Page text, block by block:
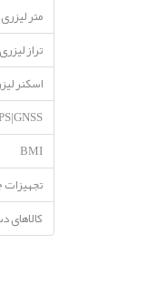
متر لیزری
تراز لیزری
اسکنر
BMI
تجهیزات